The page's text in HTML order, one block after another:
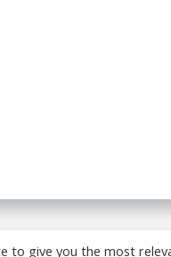
©
to give you the most